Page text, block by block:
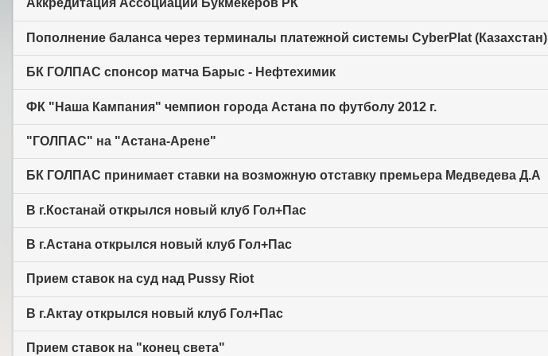
Аккредитация Ассоциации Букмекеров РК
Пополнение баланса через терминалы платежной системы CyberPlat (Казахстан)
БК ГОЛПАС спонсор матча Барыс - Нефтехимик
ФК "Наша Кампания" чемпион города Астана по футболу 2012 г.
"ГОЛПАС" на "Астана-Арене"
БК ГОЛПАС принимает ставки на возможную отставку премьера Медведева Д.А
В г.Костанай открылся новый клуб Гол+Пас
В г.Астана открылся новый клуб Гол+Пас
Прием ставок на суд над Pussy Riot
В г.Актау открылся новый клуб Гол+Пас
Прием ставок на "конец света"